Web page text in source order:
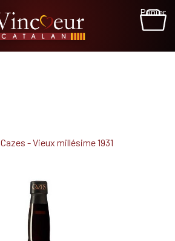
Panier
Cazes - Vieux millésime 1931